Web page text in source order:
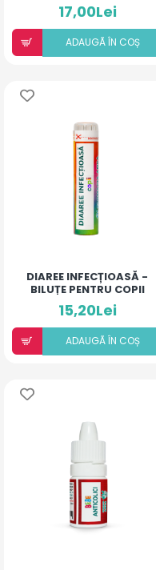
17,00Lei
ADAUGÃ ÎN COȘ
DIAREE INFECȚIOASĂ -
BILUȚE PENTRU COPII
15,20Lei
ADAUGÃ ÎN COȘ